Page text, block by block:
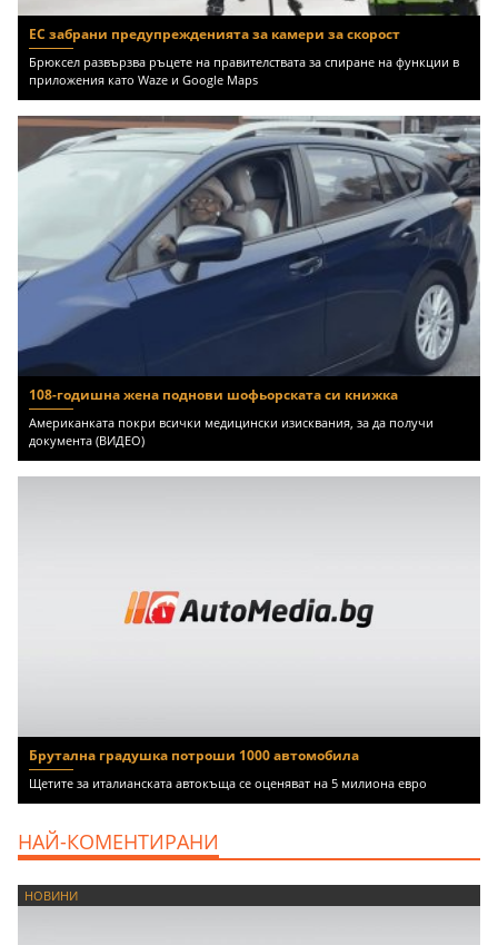
ЕС забрани предупрежденията за камери за скорост
Брюксел развързва ръцете на правителствата за спиране на функции в
приложения като Waze и Google Maps
108-годишна жена поднови шофьорската си книжка
Американката покри всички медицински изисквания, за да получи
документа (ВИДЕО)
Брутална градушка потроши 1000 автомобила
Щетите за италианската автокъща се оценяват на 5 милиона евро
НАЙ-КОМЕНТИРАНИ
НОВИНИ